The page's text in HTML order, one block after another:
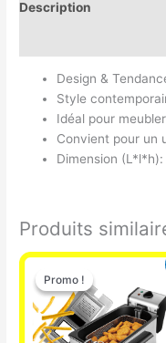
Description
Design &
Style
Idéal pour
Convient pour un
Dimension
Produits
Promo !
Promo !
Le
initial
était :
39.000 CFA.
Le
est